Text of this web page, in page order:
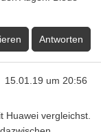
Antworten
15.01.19 um 20:56
Huawei vergleichst.